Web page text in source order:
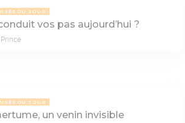
DU JOUR
vos pas aujourd’hui ?
DU JOUR
un venin invisible